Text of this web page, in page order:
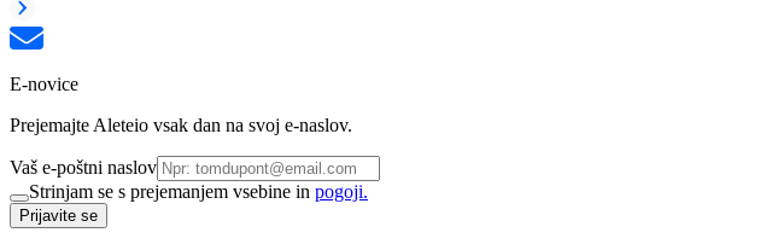
E-novice
Prejemajte Aleteio vsak dan na svoj e-naslov.
Vaš e-poštni naslov
Strinjam se s prejemanjem vsebine in pogoji.
Prijavite se